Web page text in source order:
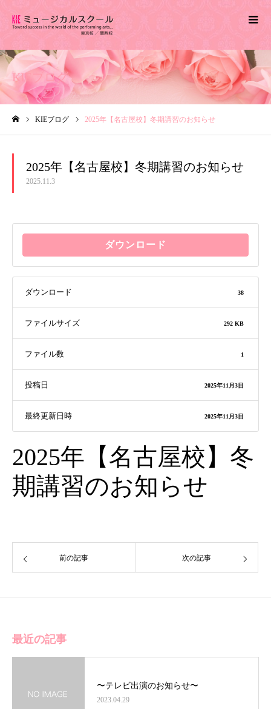
KIEブログ
KIEブログ 2025年【名古屋校】冬期講習のお知らせ
2025年【名古屋校】冬期講習のお知らせ
2025.11.3
ダウンロード
ダウンロード 38
ファイルサイズ 292 KB
ファイル数 1
投稿日 2025年11月3日
最終更新日時 2025年11月3日
2025年【名古屋校】冬
期講習のお知らせ
前の記事 次の記事
最近の記事
〜テレビ出演のお知らせ〜
2023.04.29